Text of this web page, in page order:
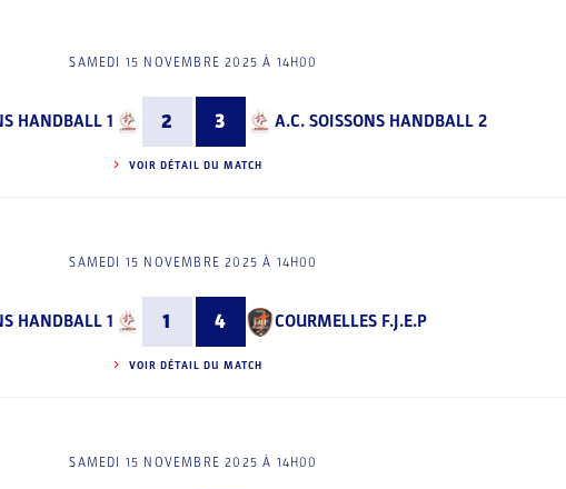
SAMEDI 15 NOVEMBRE 2025 À 14H00
HANDBALL 1 2 3 A.C. SOISSONS HANDBALL 2
VOIR DÉTAIL DU MATCH
SAMEDI 15 NOVEMBRE 2025 À 14H00
HANDBALL 1 1 4 COURMELLES F.J.E.P
VOIR DÉTAIL DU MATCH
SAMEDI 15 NOVEMBRE 2025 À 14H00